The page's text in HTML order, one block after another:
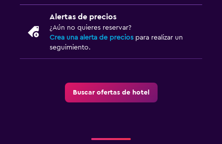
Alertas de precios
¿Aún no quieres reservar?
Crea una alerta de precios para realizar un
seguimiento.
Buscar ofertas de hotel